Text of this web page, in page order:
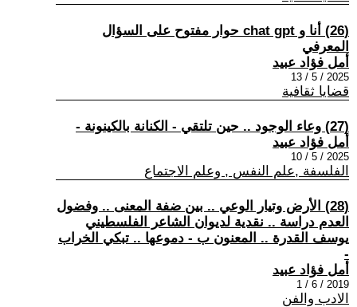
(26) أنا و chat gpt حوار مفتوح على السؤال
المعرفي
أمل فؤاد عبيد
2025 / 5 / 13
قضايا ثقافية
(27) وعاء الوجود .. حين تلتقي - الكنانة بالكينونة -
أمل فؤاد عبيد
2025 / 5 / 10
الفلسفة ,علم النفس , وعلم الاجتماع
(28) الأرض وتيار الوعي .. بين ضفة المعنى .. وفضول
العدم دراسة .. نقدية لديوان الشاعر الفلسطيني
يوسف القدرة .. المعنون ب - دموعها .. تبكي الخراب
-
أمل فؤاد عبيد
2019 / 6 / 1
الادب والفن